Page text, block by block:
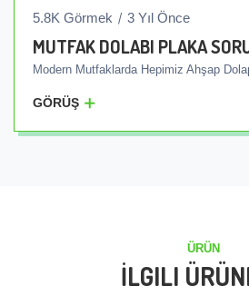
5.8K Görmek 3 Yıl Önce
GÖRÜŞ
ÜRÜN
İLGILI